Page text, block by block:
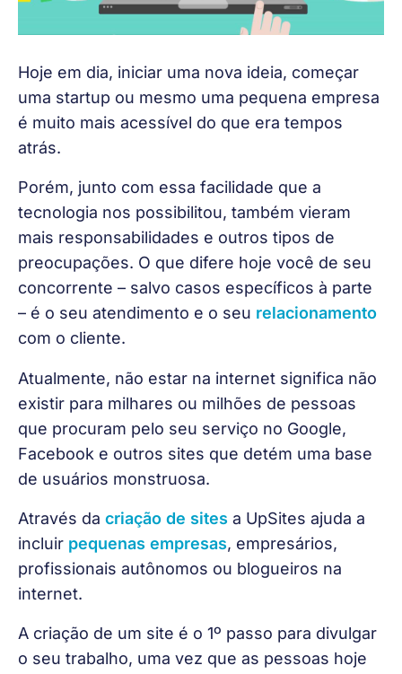
Hoje em dia, iniciar uma nova ideia, começar
uma startup ou mesmo uma pequena empresa
é muito mais acessível do que era tempos
atrás.
Porém, junto com essa facilidade que a
tecnologia nos possibilitou, também vieram
mais responsabilidades e outros tipos de
preocupações. O que difere hoje você de seu
concorrente – salvo casos específicos à parte
– é o seu atendimento e o seu relacionamento
com o cliente.
Atualmente, não estar na internet significa não
existir para milhares ou milhões de pessoas
que procuram pelo seu serviço no Google,
Facebook e outros sites que detém uma base
de usuários monstruosa.
Através da criação de sites a UpSites ajuda a
incluir pequenas empresas, empresários,
profissionais autônomos ou blogueiros na
internet.
A criação de um site é o 1º passo para divulgar
o seu trabalho, uma vez que as pessoas hoje